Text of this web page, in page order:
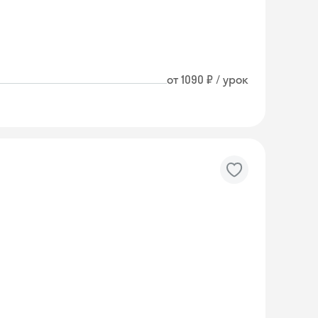
от 1090 ₽ / урок